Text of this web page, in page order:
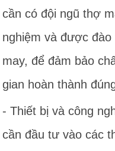
cần có đội ngũ thợ
nghiệm và được
may, để đảm bảo
gian hoàn thành
- Thiết bị và công
cần đầu tư vào các